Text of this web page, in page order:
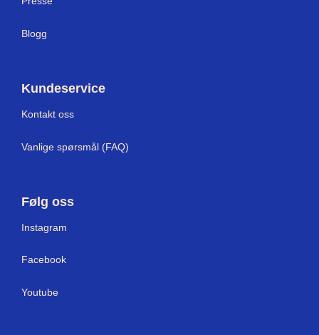
Blogg
Kundeservice
Kontakt oss
Vanlige spørsmål (FAQ)
Følg oss
Instagram
Facebook
Youtube